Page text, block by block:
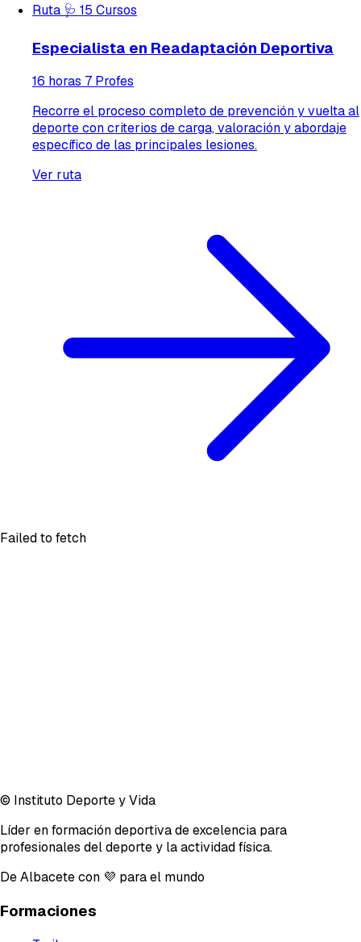
Ruta 🩺 15 Cursos
Especialista en Readaptación Deportiva
16 horas 7 Profes
Recorre el proceso completo de prevención y vuelta al
deporte con criterios de carga, valoración y abordaje
específico de las principales lesiones.
Ver ruta
Failed to fetch
© Instituto Deporte y Vida
Líder en formación deportiva de excelencia para
profesionales del deporte y la actividad física.
De Albacete con 💜 para el mundo
Formaciones